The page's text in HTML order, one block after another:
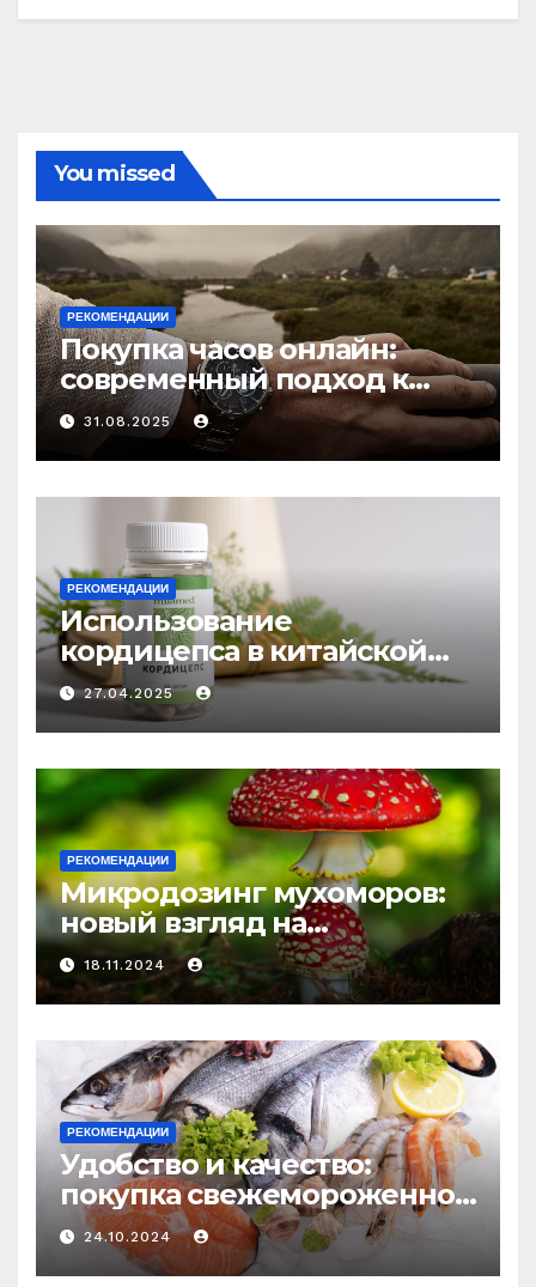
You missed
РЕКОМЕНДАЦИИ
Покупка часов онлайн:
современный подход к
выбору аксессуаров
31.08.2025
РЕКОМЕНДАЦИИ
Использование
кордицепса в китайской
медицине: природное
средство против усталости
и истощения
27.04.2025
РЕКОМЕНДАЦИИ
Микродозинг мухоморов:
новый взгляд на
психоделику
18.11.2024
РЕКОМЕНДАЦИИ
Удобство и качество:
покупка свежемороженной
рыбы онлайн
24.10.2024